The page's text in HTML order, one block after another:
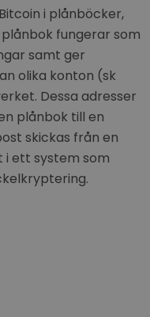
i plånböcker,
fungerar som
samt ger
olika konton (sk
Dessa adresser
plånbok till en
skickas från en
i ett system som